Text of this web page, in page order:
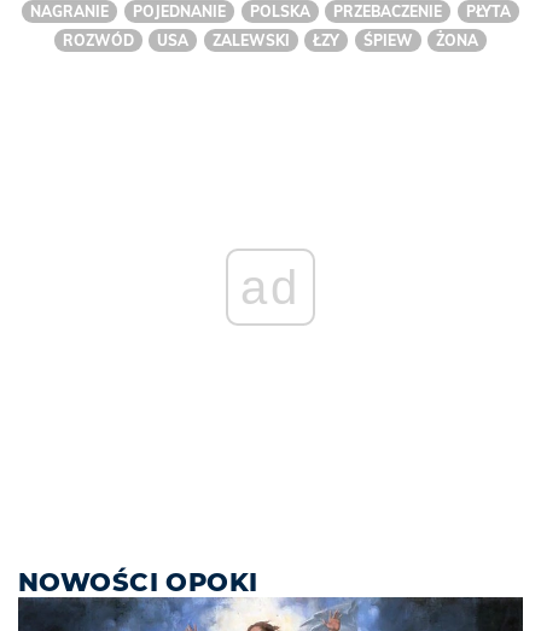
NAGRANIE
POJEDNANIE POLSKA PRZEBACZENIE
PŁYTA
ROZWÓD
USA ZALEWSKI ŁZY ŚPIEW ŻONA
ad
NOWOŚCI OPOKI